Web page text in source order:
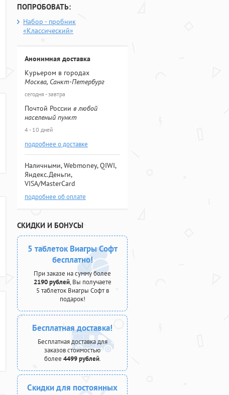
ПОПРОБОВАТЬ:
Набор - пробник
«Классический»
Анонимная доставка
Курьером в городах
Москва, Санкт-Петербург
сегодня - завтра
Почтой России в любой
населеный пункт
4 - 10 дней
подробнее о доставке
Наличными, Webmoney, QIWI,
Яндекс.Деньги,
VISA/MasterCard
подробнее об оплате
СКИДКИ И БОНУСЫ
5 таблеток Виагры Софт
бесплатно!
При заказе на сумму более
2190 рублей, Вы получаете
5 таблеток Виагры Софт в
подарок!
Бесплатная доставка!
Бесплатная доставка для
заказов стоимостью
более 4499 рублей.
Скидки для постоянных